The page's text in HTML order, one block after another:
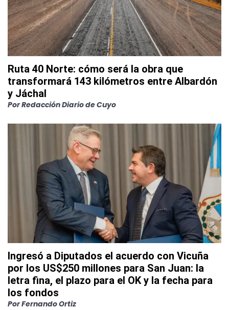
Ruta 40 Norte: cómo será la obra que
transformará 143 kilómetros entre Albardón
y Jáchal
PorRedacción Diario de Cuyo
Ingresó a Diputados el acuerdo con Vicuña
por los US$250 millones para San Juan: la
letra fina, el plazo para el OK y la fecha para
los fondos
PorFernando Ortiz